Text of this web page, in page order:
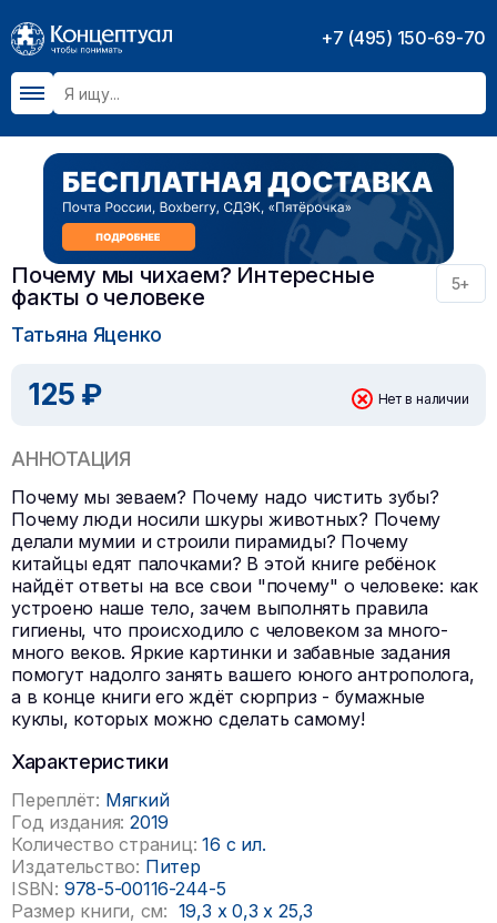
+7 (495) 150-69-70
Почему мы чихаем? Интересные
факты о человеке
5+
Татьяна Яценко
125 ₽ Нет в наличии
АННОТАЦИЯ
Почему мы зеваем? Почему надо чистить зубы?
Почему люди носили шкуры животных? Почему
делали мумии и строили пирамиды? Почему
китайцы едят палочками? В этой книге ребёнок
найдёт ответы на все свои "почему" о человеке: как
устроено наше тело, зачем выполнять правила
гигиены, что происходило с человеком за много-
много веков. Яркие картинки и забавные задания
помогут надолго занять вашего юного антрополога,
а в конце книги его ждёт сюрприз - бумажные
куклы, которых можно сделать самому!
Характеристики
Переплёт: Мягкий
Год издания: 2019
Количество страниц: 16 с ил.
Издательство: Питер
ISBN: 978-5-00116-244-5
Размер книги, см: 19,3 x 0,3x 25,3